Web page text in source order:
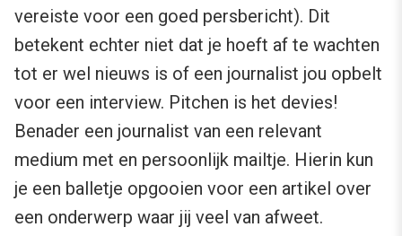
vereiste voor een goed persbericht). Dit
betekent echter niet dat je hoeft af te wachten
tot er wel nieuws is of een journalist jou opbelt
voor een interview. Pitchen is het devies!
Benader een journalist van een relevant
medium met en persoonlijk mailtje. Hierin kun
je een balletje opgooien voor een artikel over
een onderwerp waar jij veel van afweet.